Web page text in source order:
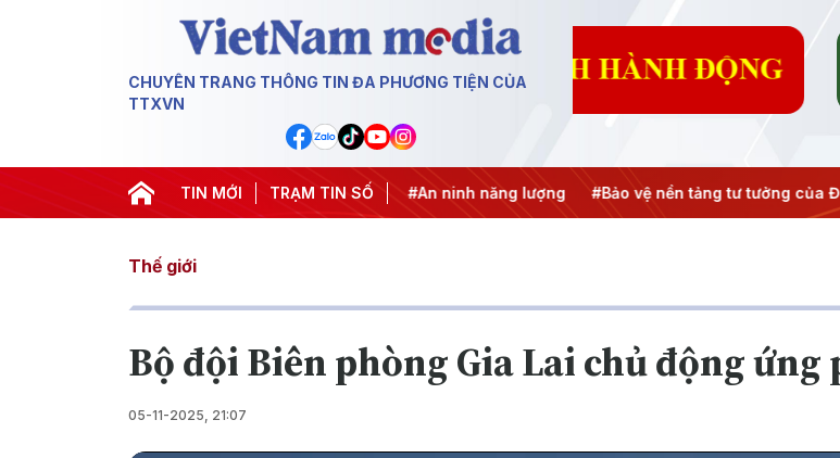
CHUYÊN TRANG THÔNG TIN ĐA PHƯƠNG TIỆN CỦA
TTXVN
TIN MỚI TRẠM TIN SỐ
#Căng thẳng Trung Đông #An ninh năng lượng #Bảo vệ nền tảng tư tưởng của Đảng
Thế giới
Bộ đội Biên phòng Gia Lai chủ động ứng
05-11-2025, 21:07